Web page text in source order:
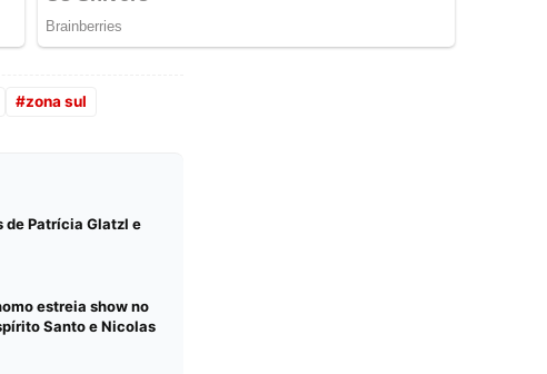
#zona sul
de Patrícia Glatzl e
estreia show no
Santo e Nicolas